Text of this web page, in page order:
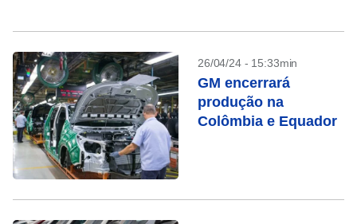
26/04/24 - 15:33min
GM encerrará
produção na
Colômbia e Equador